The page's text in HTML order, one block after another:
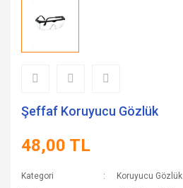
Şeffaf Koruyucu Gözlük
48,00 TL
Kategori
Koruyucu Gözlük